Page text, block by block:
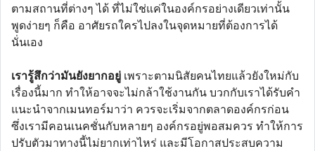
ตามสถานที่ต่างๆ ได้ ที่ไม่ใช่แค่ในองค์กรอย่างเดียวเท่านั้น
พูดง่ายๆ ก็คือ อาศัยรถใครไปลงในจุดหมายที่ต้องการได้
นั่นเอง
เรารู้สึกว่ามันยังยากอยู่ เพราะตามนิสัยคนไทยแล้วยังใหม่กับ
เรื่องนี้มาก ทำให้อาจจะไม่กล้าใช้งานกัน บวกกับเราได้รับคำ
แนะนำจากเมนทอร์มาว่า ควรจะเริ่มจากตลาดองค์กรก่อน
ซึ่งเรามีคอนเนคชั่นกับหลายๆ องค์กรอยู่พอสมควร ทำให้การ
ปรับตัวมาทางนี้ไม่ยากเท่าไหร่ และมีโอกาสประสบความ